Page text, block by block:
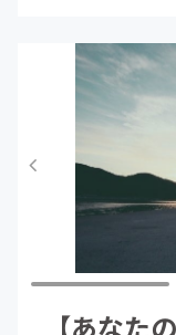
なっているいろん
気に入ったグッ
その他、プロジ
できるSNSグルー
各地で配信する
実際に森作り、
ップに招待しま
【あなた